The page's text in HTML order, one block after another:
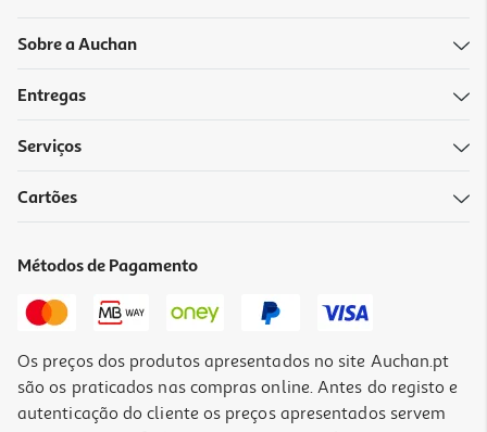
Sobre a Auchan
Entregas
Serviços
Cartões
Métodos de Pagamento
Os preços dos produtos apresentados no site Auchan.pt
são os praticados nas compras online. Antes do registo e
autenticação do cliente os preços apresentados servem